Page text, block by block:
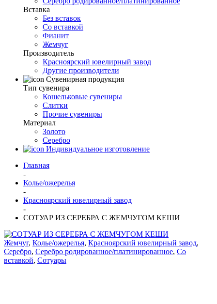
Вставка
Без вставок
Со вставкой
Фианит
Жемчуг
Производитель
Красноярский ювелирный завод
Другие производители
Сувенирная продукция
Тип сувенира
Кошельковые сувениры
Слитки
Прочие сувениры
Материал
Золото
Серебро
Индивидуальное изготовление
Главная
-
Колье/ожерелья
-
Красноярский ювелирный завод
-
СОТУАР ИЗ СЕРЕБРА С ЖЕМЧУГОМ КЕШИ
Жемчуг, Колье/ожерелья, Красноярский ювелирный завод,
Серебро, Серебро родированное/платинированное, Со
вставкой, Сотуары